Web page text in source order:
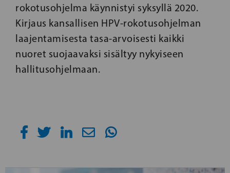
rokotusohjelma käynnistyi syksyllä 2020.
Kirjaus kansallisen HPV-rokotusohjelman
laajentamisesta tasa-arvoisesti kaikki
nuoret suojaavaksi sisältyy nykyiseen
hallitusohjelmaan.